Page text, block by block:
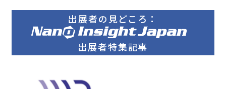
出展者の見どころ：
出展者特集記事